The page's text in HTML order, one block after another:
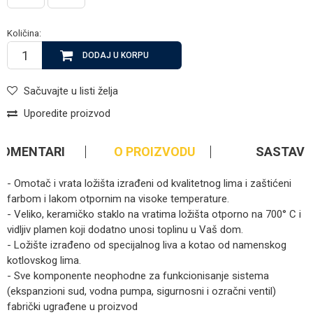
Količina:
DODAJ U KORPU
Sačuvajte u listi želja
Uporedite proizvod
O PROIZVODU SASTAV
- Omotač i vrata ložišta izrađeni od kvalitetnog lima i zaštićeni
farbom i lakom otpornim na visoke temperature.
- Veliko, keramičko staklo na vratima ložišta otporno na 700° C i
vidljiv plamen koji dodatno unosi toplinu u Vaš dom.
- Ložište izrađeno od specijalnog liva a kotao od namenskog
kotlovskog lima.
- Sve komponente neophodne za funkcionisanje sistema
(ekspanzioni sud, vodna pumpa, sigurnosni i ozračni ventil)
fabrički ugrađene u proizvod